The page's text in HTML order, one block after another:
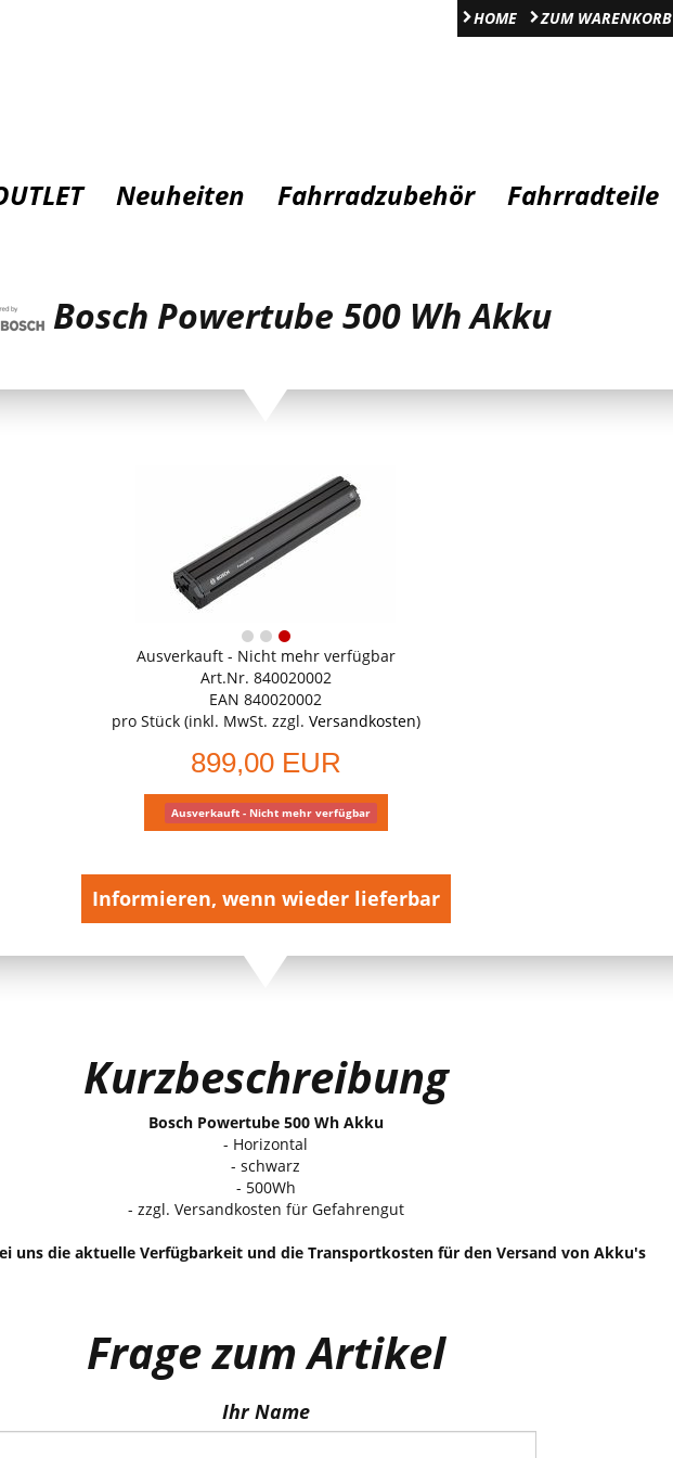
HOME ZUM WARENKORB
Neuheiten Fahrradzubehör Fahrradteile
Bosch Powertube 500 Wh Akku
Ausverkauft - Nicht mehr verfügbar
Art.Nr. 840020002
EAN 840020002
pro Stück (inkl. MwSt. zzgl. Versandkosten)
899,00 EUR
Ausverkauft - Nicht mehr verfügbar
Informieren, wenn wieder lieferbar
Kurzbeschreibung
Bosch Powertube 500 Wh Akku
- Horizontal
- schwarz
- 500Wh
- zzgl. Versandkosten für Gefahrengut
uns die aktuelle Verfügbarkeit und die Transportkosten für den Versand von Akku's
Frage zum Artikel
Ihr Name